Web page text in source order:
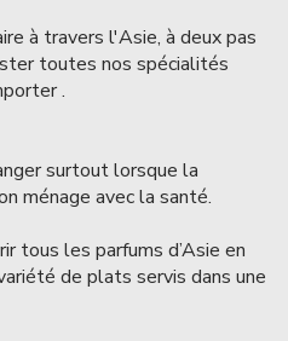
à travers l'Asie, à deux pas
toutes nos spécialités
.
surtout lorsque la
ménage avec la santé.
tous les parfums d’Asie en
de plats servis dans une